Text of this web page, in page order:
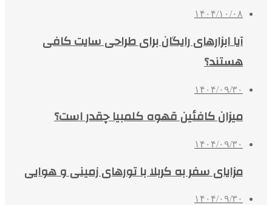
۱۴۰۴/۱۰/۰۸
آیا ابزارهای رایگان برای طراحی سایت کافی
هستند؟
۱۴۰۴/۰۹/۳۰
میزان کافئین قهوه کلمبیا چقدر است؟
۱۴۰۴/۰۹/۳۰
مزایای سفر به کربلا با تورهای زمینی و هوایی
۱۴۰۴/۰۹/۳۰